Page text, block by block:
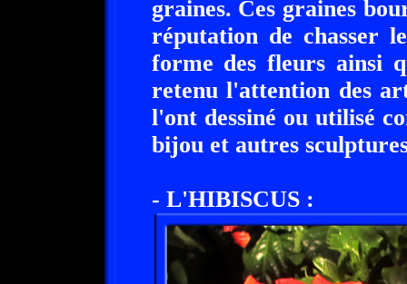
graines. Ces graines
réputation de chasser
forme des fleurs ainsi
retenu l'attention des
l'ont dessiné ou utilisé
bijou et autres
- L'HIBISCUS :